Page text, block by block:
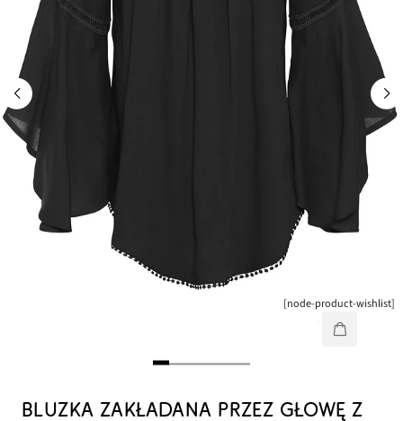
[node-product-wishlist]
BLUZKA ZAKŁADANA PRZEZ GŁOWĘ Z